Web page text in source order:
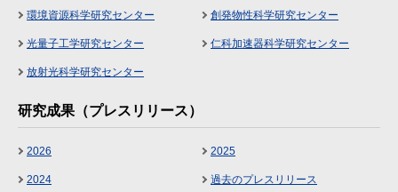
環境資源科学研究センター 創発物性科学研究センター
光量子工学研究センター 仁科加速器科学研究センター
放射光科学研究センター
研究成果（プレスリリース）
2026 2025
2024 過去のプレスリリース